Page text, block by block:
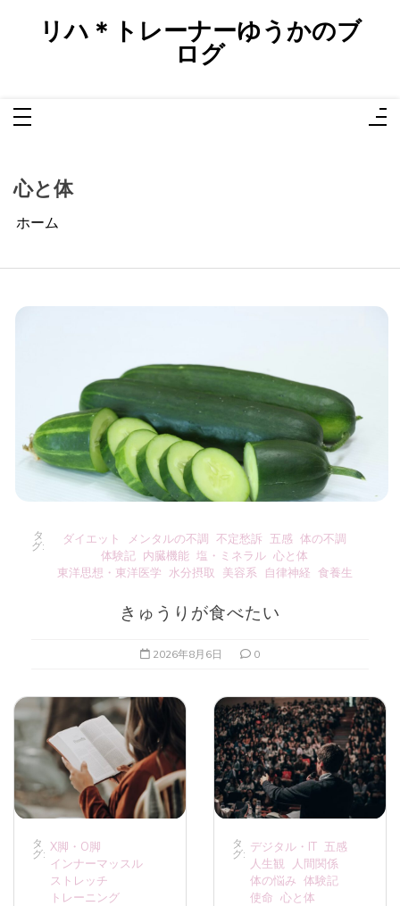
リハ＊トレーナーゆうかのブ
ログ
心と体
ホーム
タ
グ:
ダイエット メンタルの不調 不定愁訴 五感 体の不調
体験記 内臓機能 塩・ミネラル 心と体
東洋思想・東洋医学 水分摂取 美容系 自律神経 食養生
きゅうりが食べたい
2026年8月6日 0
タ
グ:
X脚・O脚
インナーマッスル
ストレッチ
トレーニング
タ
グ:
デジタル・IT 五感
人生観
人間関係
体の悩み 体験記
使命 心と体